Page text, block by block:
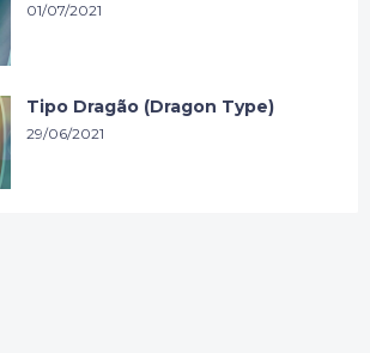
01/07/2021
Tipo Dragão (Dragon Type)
29/06/2021